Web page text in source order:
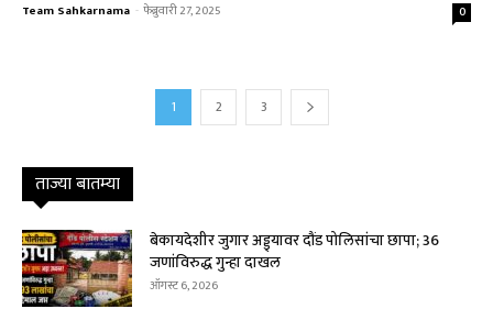
Team Sahkarnama - फेब्रुवारी 27, 2025 0
1 2 3
ताज्या बातम्या
बेकायदेशीर जुगार अड्ड्यावर दौंड पोलिसांचा छापा; 36
जणांविरुद्ध गुन्हा दाखल
ऑगस्ट 6, 2026